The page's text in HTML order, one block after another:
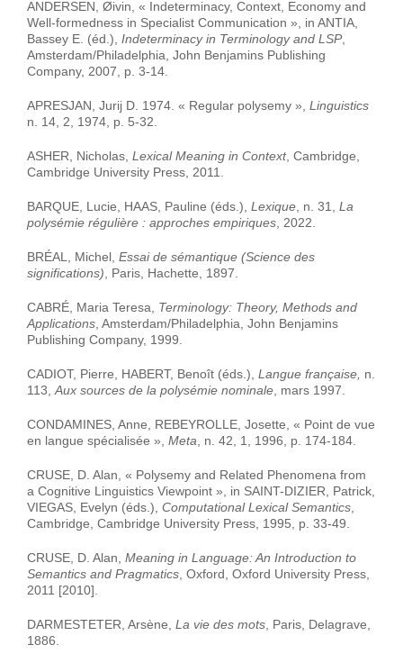
ANDERSEN, Øivin, « Indeterminacy, Context, Economy and
Well-formedness in Specialist Communication », in ANTIA,
Bassey E. (éd.), Indeterminacy in Terminology and LSP,
Amsterdam/Philadelphia, John Benjamins Publishing
Company, 2007, p. 3-14.
APRESJAN, Jurij D. 1974. « Regular polysemy », Linguistics
n. 14, 2, 1974, p. 5-32.
ASHER, Nicholas, Lexical Meaning in Context, Cambridge,
Cambridge University Press, 2011.
BARQUE, Lucie, HAAS, Pauline (éds.), Lexique , n. 31, La
polysémie régulière : approches empiriques , 2022.
BRÉAL, Michel, Essai de sémantique (Science des
significations) , Paris, Hachette, 1897.
CABRÉ, Maria Teresa, Terminology: Theory, Methods and
Applications , Amsterdam/Philadelphia, John Benjamins
Publishing Company, 1999.
CADIOT, Pierre, HABERT, Benoît (éds.), Langue française, n.
113, Aux sources de la polysémie nominale , mars 1997.
CONDAMINES, Anne, REBEYROLLE, Josette, « Point de vue
en langue spécialisée », Meta , n. 42, 1, 1996, p. 174-184.
CRUSE, D. Alan, « Polysemy and Related Phenomena from
a Cognitive Linguistics Viewpoint », in SAINT-DIZIER, Patrick,
VIEGAS, Evelyn (éds.), Computational Lexical Semantics
Cambridge, Cambridge University Press, 1995, p. 33-49.
CRUSE, D. Alan, Meaning in Language: An Introduction to
Semantics and Pragmatics , Oxford, Oxford University Press,
2011 [2010].
DARMESTETER, Arsène, La vie des mots , Paris, Delagrave,
1886.